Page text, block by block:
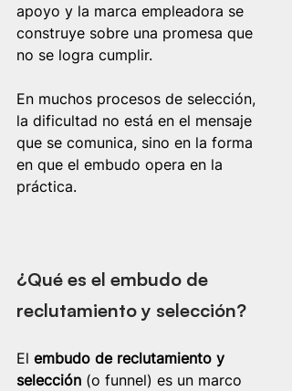
apoyo y la marca empleadora se
construye sobre una promesa que
no se logra cumplir.
En muchos procesos de selección,
la dificultad no está en el mensaje
que se comunica, sino en la forma
en que el embudo opera en la
práctica.
¿Qué es el embudo de
reclutamiento y selección?
El embudo de reclutamiento y
selección (o funnel) es un marco